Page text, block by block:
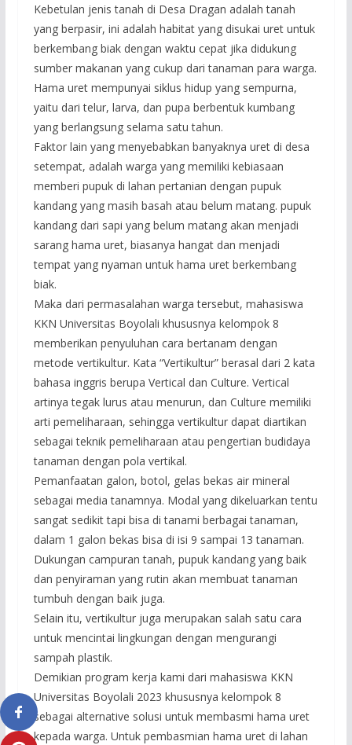
Kebetulan jenis tanah di Desa Dragan adalah tanah
yang berpasir, ini adalah habitat yang disukai uret untuk
berkembang biak dengan waktu cepat jika didukung
sumber makanan yang cukup dari tanaman para warga.
Hama uret mempunyai siklus hidup yang sempurna,
yaitu dari telur, larva, dan pupa berbentuk kumbang
yang berlangsung selama satu tahun.
Faktor lain yang menyebabkan banyaknya uret di desa
setempat, adalah warga yang memiliki kebiasaan
memberi pupuk di lahan pertanian dengan pupuk
kandang yang masih basah atau belum matang. pupuk
kandang dari sapi yang belum matang akan menjadi
sarang hama uret, biasanya hangat dan menjadi
tempat yang nyaman untuk hama uret berkembang
biak.
Maka dari permasalahan warga tersebut, mahasiswa
KKN Universitas Boyolali khususnya kelompok 8
memberikan penyuluhan cara bertanam dengan
metode vertikultur. Kata “Vertikultur” berasal dari 2 kata
bahasa inggris berupa Vertical dan Culture. Vertical
artinya tegak lurus atau menurun, dan Culture memiliki
arti pemeliharaan, sehingga vertikultur dapat diartikan
sebagai teknik pemeliharaan atau pengertian budidaya
tanaman dengan pola vertikal.
Pemanfaatan galon, botol, gelas bekas air mineral
sebagai media tanamnya. Modal yang dikeluarkan tentu
sangat sedikit tapi bisa di tanami berbagai tanaman,
dalam 1 galon bekas bisa di isi 9 sampai 13 tanaman.
Dukungan campuran tanah, pupuk kandang yang baik
dan penyiraman yang rutin akan membuat tanaman
tumbuh dengan baik juga.
Selain itu, vertikultur juga merupakan salah satu cara
untuk mencintai lingkungan dengan mengurangi
sampah plastik.
Demikian program kerja kami dari mahasiswa KKN
Universitas Boyolali 2023 khususnya kelompok 8
sebagai alternative solusi untuk membasmi hama uret
kepada warga. Untuk pembasmian hama uret di lahan